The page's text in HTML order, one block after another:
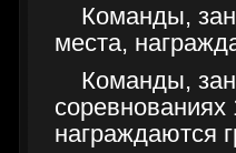
Команды,
места,
Команды,
награждаются